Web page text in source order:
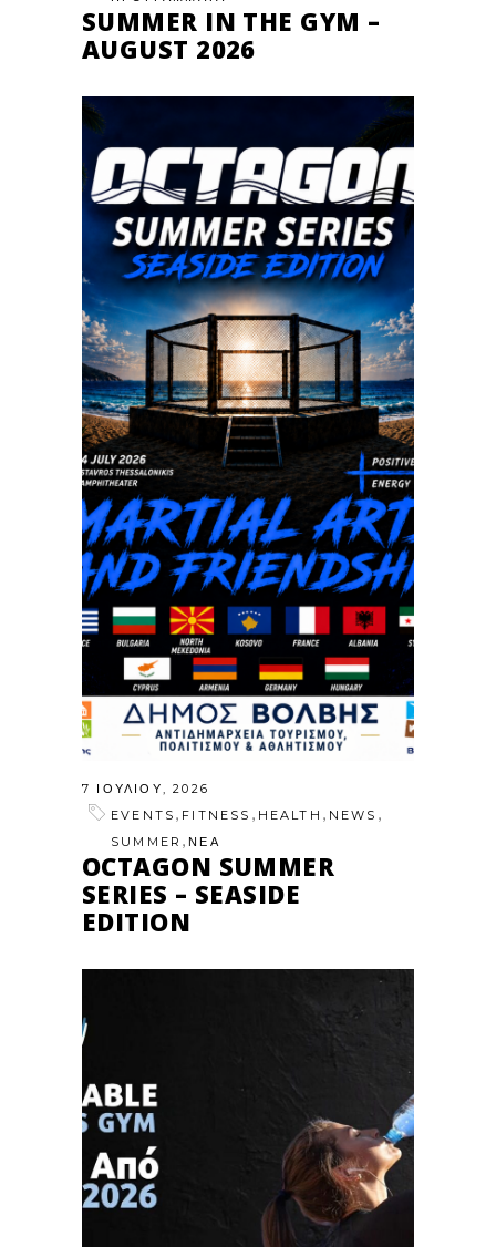
SUMMER IN THE GYM –
AUGUST 2026
7 ΙΟΥΛΊΟΥ, 2026
EVENTS , FITNESS , HEALTH , NEWS ,
SUMMER ,ΝΕΑ
OCTAGON SUMMER
SERIES – SEASIDE
EDITION